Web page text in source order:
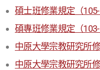
碩士班修業規定（105-
碩專班修業規定（103-
中原大學宗教研究所
中原大學宗教研究所